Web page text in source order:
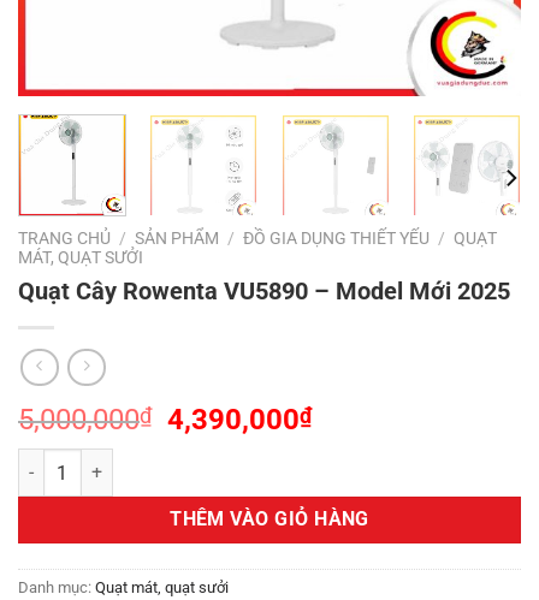
TRANG CHỦ / SẢN PHẨM / ĐỒ GIA DỤNG THIẾT YẾU / QUẠT
MÁT, QUẠT SƯỞI
Quạt Cây Rowenta VU5890 – Model Mới 2025
5,000,000₫
Giá
5,000,000₫.
4,390,000₫Giá
là:
4,390,000₫.
Quạt Cây Rowenta VU5890 - Model Mới 2025 số lượng
THÊM VÀO GIỎ HÀNG
Danh mục: Quạt mát, quạt sưởi